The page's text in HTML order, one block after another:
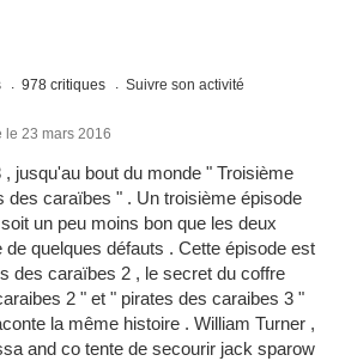
978 critiques Suivre son activité
le 23 mars 2016
jusqu'au bout du monde " Troisième
des caraïbes " . Un troisième épisode
un peu moins bon que les deux
quelques défauts . Cette épisode est
des caraïbes 2 , le secret du coffre
2 " et " pirates des caraibes 3 "
la même histoire . William Turner ,
and co tente de secourir jack sparow